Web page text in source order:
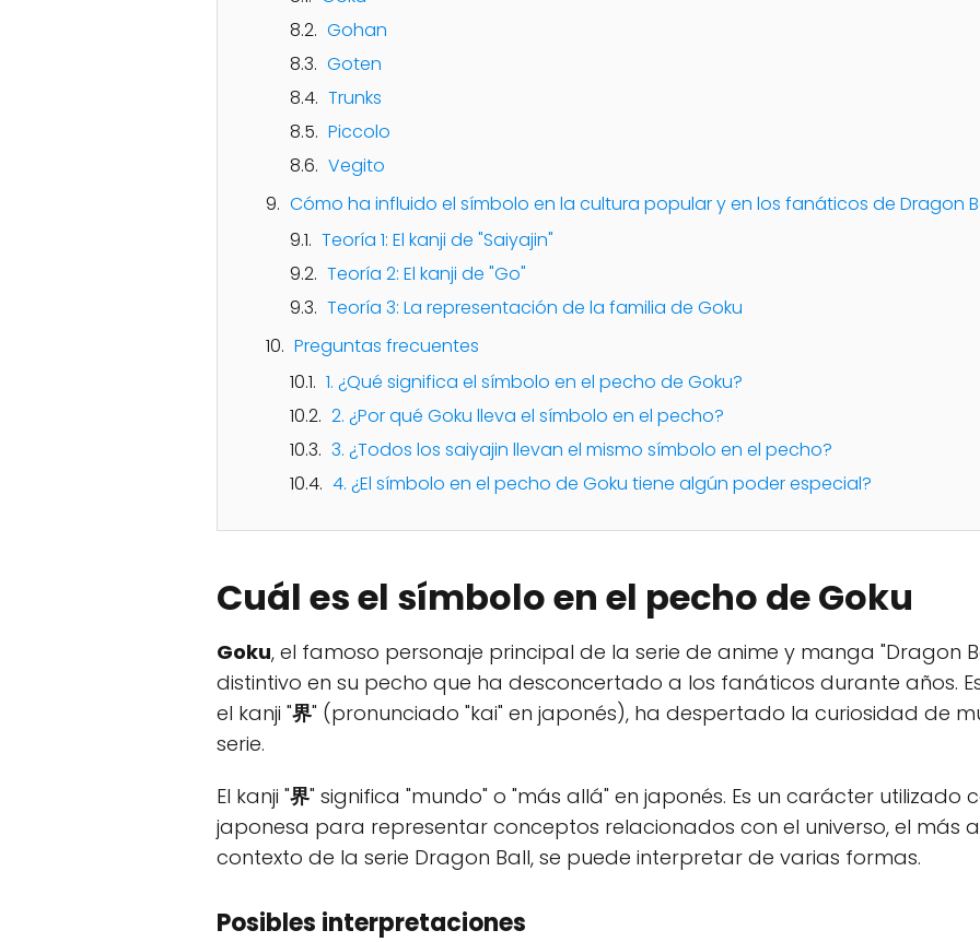
Gohan
Goten
Trunks
Piccolo
Vegito
Cómo ha influido el símbolo en la cultura popular y en los fanáticos de Dragon
Teoría 1: El kanji de "Saiyajin"
Teoría 2: El kanji de "Go"
Teoría 3: La representación de la familia de Goku
Preguntas frecuentes
1. ¿Qué significa el símbolo en el pecho de Goku?
2. ¿Por qué Goku lleva el símbolo en el pecho?
3. ¿Todos los saiyajin llevan el mismo símbolo en el pecho?
4. ¿El símbolo en el pecho de Goku tiene algún poder especial?
Cuál es el símbolo en el pecho de Goku
Goku, el famoso personaje principal de la serie de anime y manga "Dragon
distintivo en su pecho que ha desconcertado a los fanáticos durante años.
el kanji "界" (pronunciado "kai" en japonés), ha despertado la curiosidad de
serie.
El kanji "界" significa "mundo" o "más allá" en japonés. Es un carácter utilizado
japonesa para representar conceptos relacionados con el universo, el más
contexto de la serie Dragon Ball, se puede interpretar de varias formas.
Posibles interpretaciones